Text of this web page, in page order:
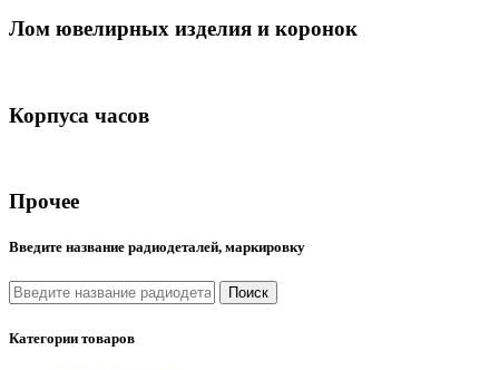
Лом ювелирных изделия и коронок
Корпуса часов
Прочее
Введите название радиодеталей, маркировку
Поиск
Категории товаров